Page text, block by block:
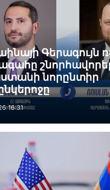
Գերագույն
շնորհավորել
նորընտիր
16:31